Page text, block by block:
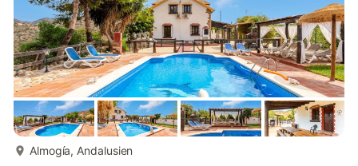
VERANSTALTUNGEN OHNE VORHERIGE ANMELDUNG), FAM...
Almogía, Andalusien